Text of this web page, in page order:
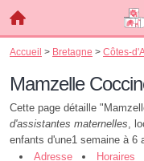
Accueil > Bretagne > Côtes-
Mamzelle
Cette page détaille
d'assistantes maternelles,
enfants d'une1 semaine à 6
Adresse
Horaires